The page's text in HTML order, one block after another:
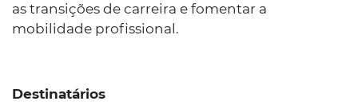
as transições de carreira e fomentar a
mobilidade profissional.
Destinatários